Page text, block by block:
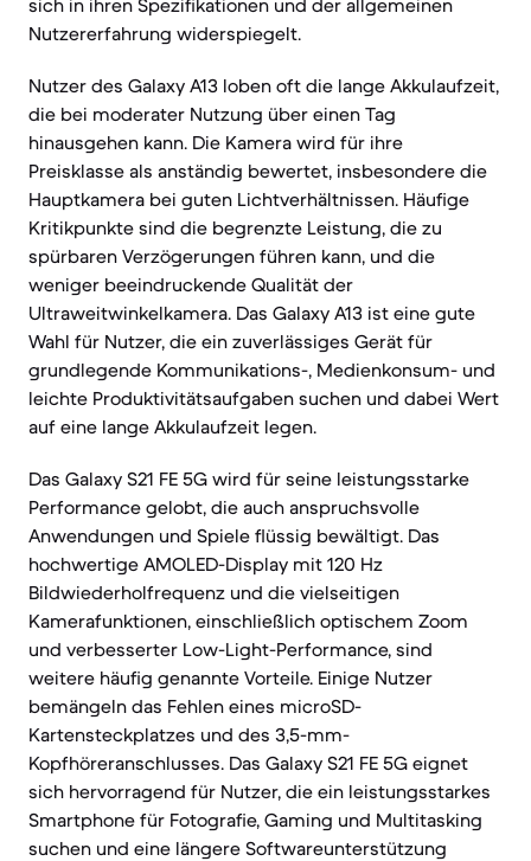
sich in ihren Spezifikationen und der allgemeinen
Nutzererfahrung widerspiegelt.
Nutzer des Galaxy A13 loben oft die lange Akkulaufzeit,
die bei moderater Nutzung über einen Tag
hinausgehen kann. Die Kamera wird für ihre
Preisklasse als anständig bewertet, insbesondere die
Hauptkamera bei guten Lichtverhältnissen. Häufige
Kritikpunkte sind die begrenzte Leistung, die zu
spürbaren Verzögerungen führen kann, und die
weniger beeindruckende Qualität der
Ultraweitwinkelkamera. Das Galaxy A13 ist eine gute
Wahl für Nutzer, die ein zuverlässiges Gerät für
grundlegende Kommunikations-, Medienkonsum- und
leichte Produktivitätsaufgaben suchen und dabei Wert
auf eine lange Akkulaufzeit legen.
Das Galaxy S21 FE 5G wird für seine leistungsstarke
Performance gelobt, die auch anspruchsvolle
Anwendungen und Spiele flüssig bewältigt. Das
hochwertige AMOLED-Display mit 120 Hz
Bildwiederholfrequenz und die vielseitigen
Kamerafunktionen, einschließlich optischem Zoom
und verbesserter Low-Light-Performance, sind
weitere häufig genannte Vorteile. Einige Nutzer
bemängeln das Fehlen eines microSD-
Kartensteckplatzes und des 3,5-mm-
Kopfhöreranschlusses. Das Galaxy S21 FE 5G eignet
sich hervorragend für Nutzer, die ein leistungsstarkes
Smartphone für Fotografie, Gaming und Multitasking
suchen und eine längere Softwareunterstützung